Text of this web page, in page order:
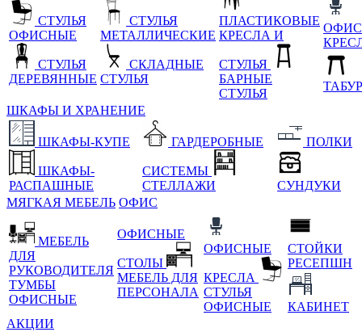
СТУЛЬЯ
ОФИСНЫЕ
СТУЛЬЯ
ДЕРЕВЯННЫЕ
СТУЛЬЯ
МЕТАЛЛИЧЕСКИЕ
СКЛАДНЫЕ
СТУЛЬЯ
ПЛАСТИКОВЫЕ
КРЕСЛА И
СТУЛЬЯ
БАРНЫЕ
СТУЛЬЯ
ШКАФЫ И ХРАНЕНИЕ
ШКАФЫ-КУПЕ
ШКАФЫ-
РАСПАШНЫЕ
ГАРДЕРОБНЫЕ
СИСТЕМЫ
СТЕЛЛАЖИ
ПОЛКИ
СУНДУКИ
МЯГКАЯ МЕБЕЛЬ ОФИС
МЕБЕЛЬ
ДЛЯ
РУКОВОДИТЕЛЯ
ТУМБЫ
ОФИСНЫЕ
ОФИСНЫЕ
СТОЛЫ
МЕБЕЛЬ ДЛЯ
ПЕРСОНАЛА
ОФИСНЫЕ
КРЕСЛА
СТУЛЬЯ
ОФИСНЫЕ
СТОЙКИ
РЕСЕПШН
КАБИНЕТ
АКЦИИ